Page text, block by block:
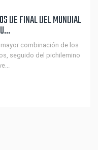
DE FINAL DEL MUNDIAL
mayor combinación de los
seguido del pichilemino